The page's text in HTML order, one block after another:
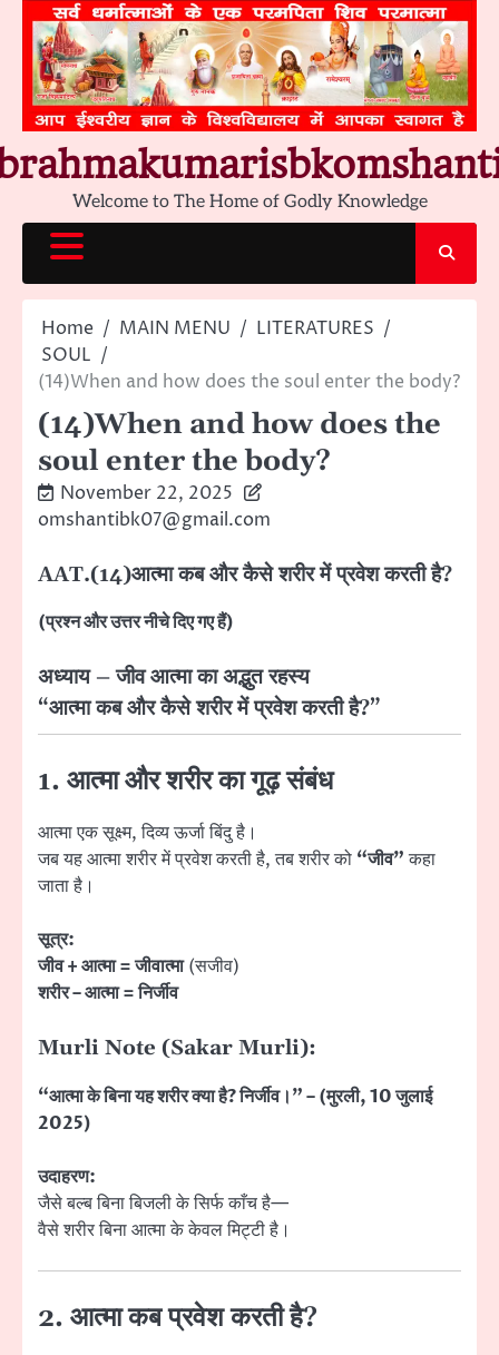
content
Welcome to The Home of Godly Knowledge
Home MAIN MENU
LITERATURES
SOUL
(14)When and how does the soul enter the body?
(14)When and how does the
soul enter the body?
November 22, 2025
omshantibk07@gmail.com
AAT.(14)आत्मा कब और कैसे शरीर में प्रवेश करती है?
(प्रश्न और उत्तर नीचे दिए गए हैं)
अध्याय – जीव आत्मा का अद्भुत रहस्य
“आत्मा कब और कैसे शरीर में प्रवेश करती है?”
1. आत्मा और शरीर का गूढ़ संबंध
आत्मा एक सूक्ष्म, दिव्य ऊर्जा बिंदु है।
जब यह आत्मा शरीर में प्रवेश करती है, तब शरीर को “जीव”कहा
जाता है।
सूत्र:
जीव + आत्मा = जीवात्मा(सजीव)
शरीर – आत्मा = निर्जीव
Murli Note (Sakar Murli):
“आत्मा के बिना यह शरीर क्या है? निर्जीव।” – (मुरली, 10 जुलाई
2025)
उदाहरण:
जैसे बल्ब बिना बिजली के सिर्फ काँच है—
वैसे शरीर बिना आत्मा के केवल मिट्टी है।
2. आत्मा कब प्रवेश करती है?